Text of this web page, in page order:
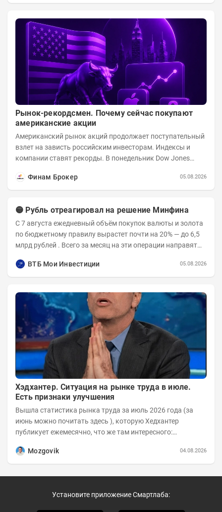
Рынок-рекордсмен. Почему сейчас покупают
американские акции
Американский рынок акций продолжает поступательный
взлет на зависть российским инвесторам. Индексы и
компании ставят рекорды. В понедельник Dow Jones
Финам Брокер
05.08.2026
🟡 Рубль отреагировал на решение Минфина
С 7 августа ежедневный объём покупок валюты и золота
по бюджетному правилу вырастет почти на 20% — до 6,5
млрд рублей . Всего за месяц на эти операции направят
ВТБ Мои Инвестиции
05.08.2026
Хэдхантер. Ситуация на рынке труда в июле.
Есть признаки улучшения
Вышла статистика рынка труда за июль 2026 года (за
июнь можно почитать здесь ), которую Хедхантер
публикует ежемесячно, что же там интересного:
Mozgovik
04.08.2026
Установите приложение Смартлаба: